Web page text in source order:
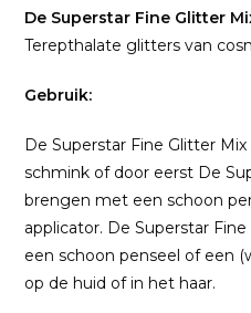
De Superstar Fine Glitter
Terepthalate glitters van
Gebruik:
De Superstar Fine Glitter
schmink of door eerst De
brengen met een schoon
applicator. De Superstar
een schoon penseel of een
op de huid of in het haar.